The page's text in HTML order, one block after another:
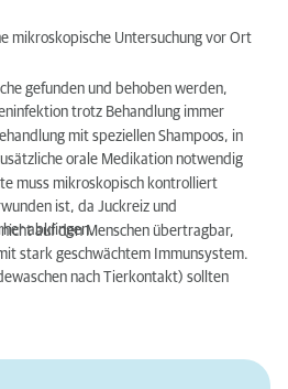
mikroskopische Untersuchung vor Ort
gefunden und behoben werden,
trotz Behandlung immer
mit speziellen Shampoos, in
orale Medikation notwendig
muss mikroskopisch kontrolliert
ist, da Juckreiz und
abklingen.
auf den Menschen übertragbar,
stark geschwächtem Immunsystem.
nach Tierkontakt) sollten